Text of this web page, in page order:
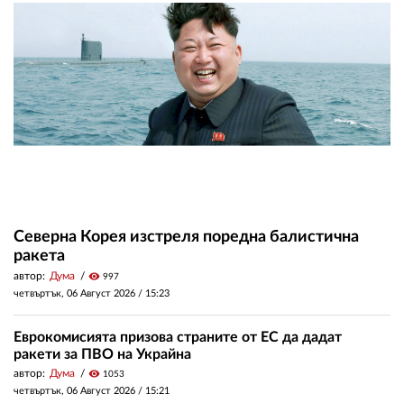
Северна Корея изстреля поредна балистична
ракета
автор: Дума visibility 997
четвъртък, 06 Август 2026 / 15:23
Еврокомисията призова страните от ЕС да дадат
ракети за ПВО на Украйна
автор: Дума visibility 1053
четвъртък, 06 Август 2026 / 15:21